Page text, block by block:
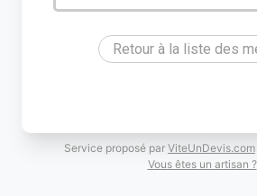
Retour à la liste des
Service proposé par ViteUnDevis.com
Vous êtes un artisan ?